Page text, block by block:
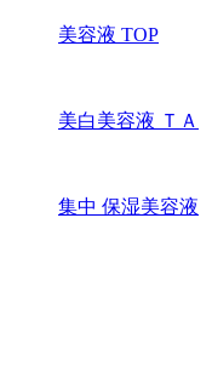
美容液 TOP
美白美容液 ＴＡ
集中 保湿美容液